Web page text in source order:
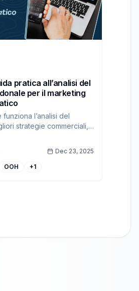
pratica all’analisi del
per il marketing
l’analisi del
strategie commerciali,
Dec 23, 2025
OOH +1